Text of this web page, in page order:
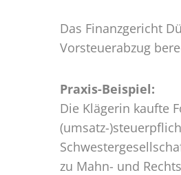
Das Finanzgericht
Vorsteuerabzug
Praxis-Beispiel:
Die Klägerin kaufte
(umsatz-
zu Mahn- und